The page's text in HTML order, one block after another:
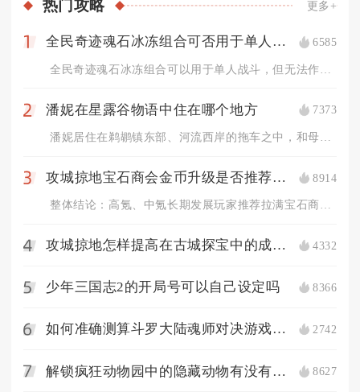
热门攻略 更多+
全民奇迹魂石冰冻组合可否用于单人战斗 6585
2 潘妮在星露谷物语中住在哪个地方 7373
3 攻城掠地宝石商会金币升级是否推荐使用 8914
整体结论：高氪、中氪长期发展玩家推荐拉满宝石商会金币升级，零...
4 攻城掠地怎样提高在古城探宝中的成功率 4332
5 少年三国志2的开局号可以自己设定吗 8366
6 如何准确测算斗罗大陆魂师对决游戏中的魂力 2742
7 解锁疯狂动物园中的隐藏动物有没有具体步骤 8627